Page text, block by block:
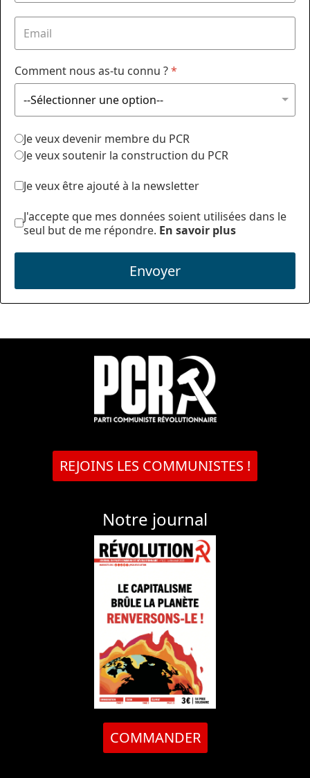
Comment nous as-tu connu ?*
Je veux devenir membre du PCR
Je veux soutenir la construction du PCR
Je veux être ajouté à la newsletter
J'accepte que mes données soient utilisées dans le
seul but de me répondre. En savoir plus
Envoyer
REJOINS LES COMMUNISTES !
Notre journal
COMMANDER